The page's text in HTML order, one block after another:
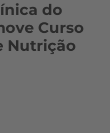
do
Curso
Nutrição